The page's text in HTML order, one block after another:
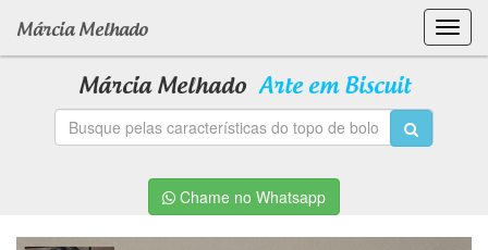
Márcia Melhado
Márcia Melhado Arte em Biscuit
Chame no Whatsapp